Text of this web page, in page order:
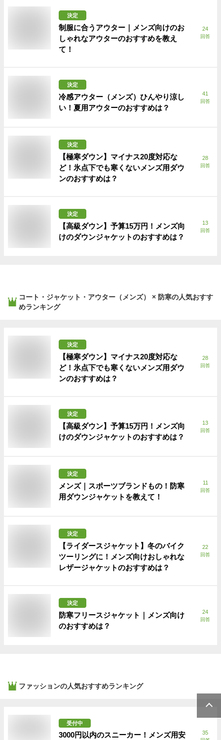
決定
制服に合うアウター｜メンズ向けのお
しゃれなアウターのおすすめを教え
て！
24
回答
決定
冷感アウター（メンズ）ひんやり涼し
い！夏用アウターのおすすめは？
41
回答
決定
【極寒ダウン】マイナス20度対応な
ど！氷点下でも寒くないメンズ用ダウ
ンのおすすめは？
28
回答
決定
【高級ダウン】予算15万円！メンズ向
けのダウンジャケットのおすすめは？
13
回答
コート・ジャケット・アウター（メンズ） × 防寒の人気おすす
めランキング
決定
【極寒ダウン】マイナス20度対応な
ど！氷点下でも寒くないメンズ用ダウ
ンのおすすめは？
28
回答
決定
【高級ダウン】予算15万円！メンズ向
けのダウンジャケットのおすすめは？
13
回答
決定
メンズ｜スポーツブランドもの！防寒
用ダウンジャケットを教えて！
11
回答
決定
【ライダースジャケット】冬のバイク
ツーリングに！メンズ向けおしゃれな
レザージャケットのおすすめは？
22
回答
決定
防寒フリースジャケット｜メンズ向け
のおすすめは？
24
回答
ファッションの人気おすすめランキング
受付中
3000円以内のスニーカー！メンズ用安 35